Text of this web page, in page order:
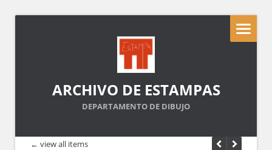
ARCHIVO DE ESTAMPAS
DEPARTAMENTO DE DIBUJO
← view all items